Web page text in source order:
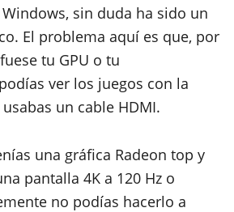
sin duda ha sido un
El problema aquí es que, por
tu GPU o tu
ver los juegos con la
un cable HDMI.
una gráfica Radeon top y
pantalla 4K a 120 Hz o
no podías hacerlo a